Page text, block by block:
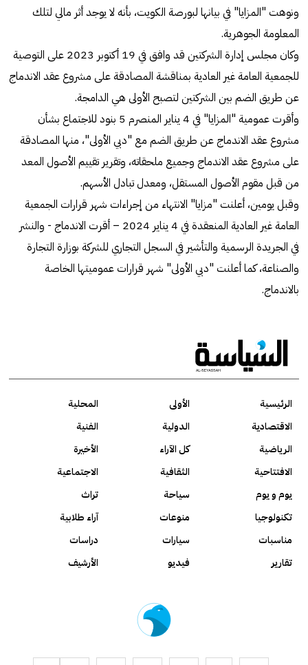
ونوهت "المزايا" في بيانها لبورصة الكويت، بأنه لا يوجد أثر مالي لتلك
المعلومة الجوهرية.
وكان مجلس إدارة الشركتين قد وافق في 19 أكتوبر 2023 على التوصية
للجمعية العامة غير العادية بمناقشة المصادقة على مشروع عقد الاندماج
عن طريق الضم بين الشركتين لتصبح الأولى هي الدامجة.
وأقرت عمومية "المزايا" في 4 يناير المنصرم 5 بنود للاجتماع بشأن
مشروع عقد الاندماج عن طريق الضم مع "دبي الأولى"، منها المصادقة
على مشروع عقد الاندماج وجميع ملحقاته، وتقرير تقييم الأصول المعد
من قبل مقوم الأصول المستقل، ومعدل تبادل الأسهم.
وقبل يومين، أعلنت "مزايا" الانتهاء من إجراءات شهر قرارات الجمعية
العامة غير العادية المنعقدة في 4 يناير 2024 – أقرت الاندماج - والنشر
في الجريدة الرسمية والتأشير في السجل التجاري للشركة بوزارة التجارة
والصناعة، كما أعلنت "دبي الأولى" شهر قرارات عموميتها الخاصة
بالاندماج.
الرئيسية الأولى
المحلية
الاقتصادية
الدولية
الفنية
الرياضية
كل الآراء
الأخيرة
الافتتاحية
الثقافية
الاجتماعية
يوم و يوم
سياحة
تراث
تكنولوجيا
منوعات
آراء طلابية
مناسبات
سيارات
دراسات
تقارير
فيديو الأرشيف